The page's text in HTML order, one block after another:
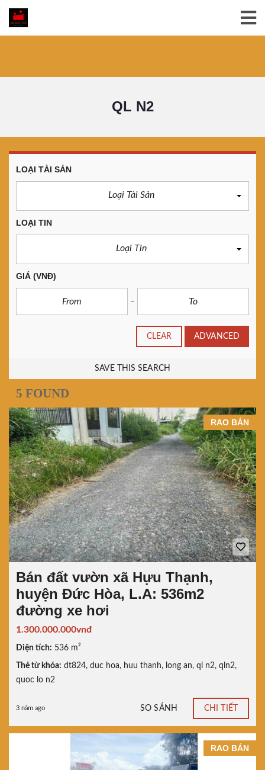
QL N2
LOẠI TÀI SẢN
Loại Tài Sản
LOẠI TIN
Loại Tin
GIÁ (VNĐ)
CLEAR ADVANCED
SAVE THIS SEARCH
5 FOUND
RAO BÁN
Bán đất vườn xã Hựu Thạnh,
huyện Đức Hòa, L.A: 536m2
đường xe hơi
1.300.000.000vnđ
Diện tích: 536 m²
Thẻ từ khóa: dt824, duc hoa, huu thanh, long an, ql n2, qln2,
quoc lo n2
3 năm ago SO SÁNH CHI TIẾT
RAO BÁN